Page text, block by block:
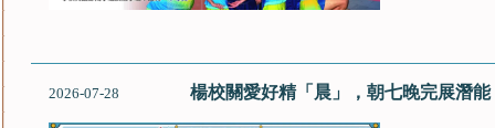
2026-07-28 楊校關愛好精「晨」，朝七晚完展潛